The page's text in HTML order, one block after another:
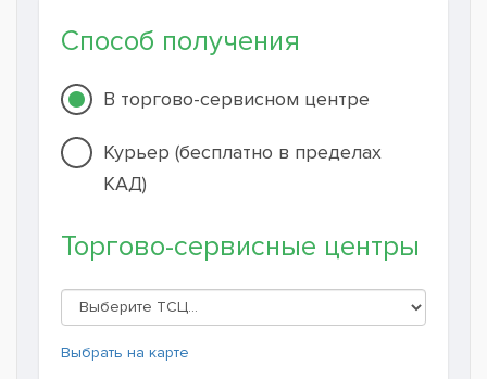
Способ получения
В торгово-сервисном центре
Курьер (бесплатно в пределах
КАД)
Торгово-сервисные центры
Выбрать на карте